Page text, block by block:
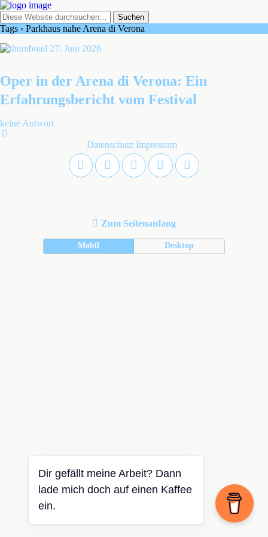
Tags › Parkhaus nahe Arena di Verona
27. Juni 2026
Oper in der Arena di Verona: Ein
Erfahrungsbericht vom Festival
keine Antwort
Datenschutz Impressum
Zum Seitenanfang
Mobil Desktop
Dir gefällt meine Arbeit? Dann
lade mich doch auf einen Kaffee
ein.